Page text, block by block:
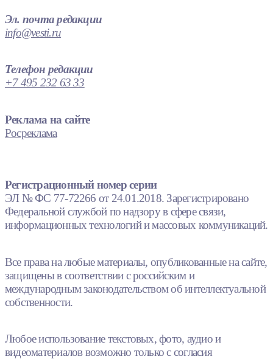
Эл. почта редакции
info@vesti.ru
Телефон редакции
+7 495 232 63 33
Реклама на сайте
Росреклама
Регистрационный номер серии
ЭЛ № ФС 77-72266 от 24.01.2018. Зарегистрировано
Федеральной службой по надзору в сфере связи,
информационных технологий и массовых коммуникаций.
Все права на любые материалы, опубликованные на сайте,
защищены в соответствии с российским и
международным законодательством об интеллектуальной
собственности.
Любое использование текстовых, фото, аудио и
видеоматериалов возможно только с согласия